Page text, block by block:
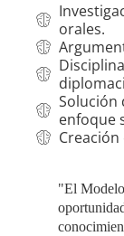
orales.
Solución
enfoque
"El Modelo